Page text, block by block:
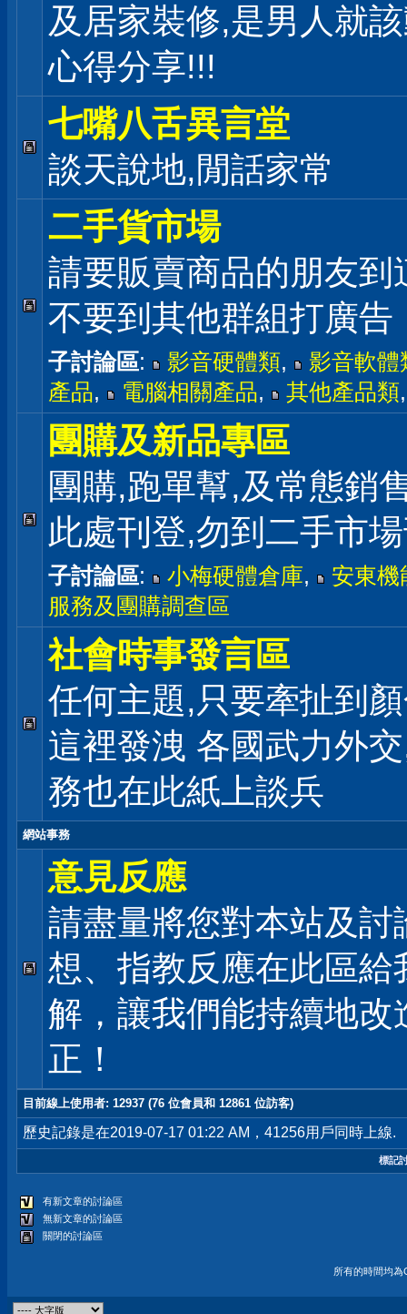
及居家裝修,是男人就
心得分享!!!
七嘴八舌異言堂
談天說地,閒話家常
二手貨市場
請要販賣商品的朋友到
不要到其他群組打廣告
子討論區: 影音硬體類,
影音軟體
產品, 電腦相關產品, 其他產品類
團購及新品專區
團購,跑單幫,及常態銷
此處刊登,勿到二手市
子討論區: 小梅硬體倉庫,
安東機
服務及團購調查區
社會時事發言區
任何主題,只要牽扯到
這裡發洩 各國武力外
務也在此紙上談兵
網站事務
意見反應
請盡量將您對本站及討
想、指教反應在此區給
解，讓我們能持續地改
正！
目前線上使用者: 12937 (76 位會員和 12861 位訪客)
歷史記錄是在2019-07-17 01:22 AM，41256用戶同時上線.
標記
有新文章的討論區
無新文章的討論區
關閉的討論區
所有的時間均為